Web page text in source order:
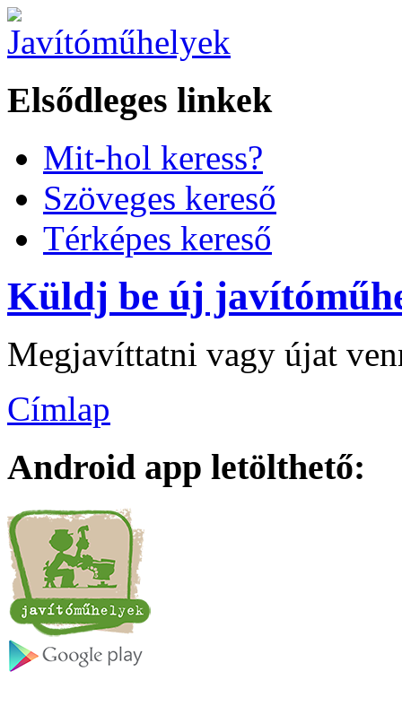
Elsődleges linkek
Mit-hol keress?
Szöveges kereső
Térképes kereső
Küldj be új
Megjavíttatni vagy újat
Címlap
Android app letölthető: